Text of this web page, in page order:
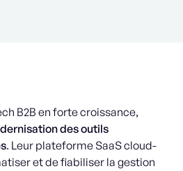
B2B en forte croissance,
des outils
. Leur plateforme SaaS cloud-
et de fiabiliser la gestion